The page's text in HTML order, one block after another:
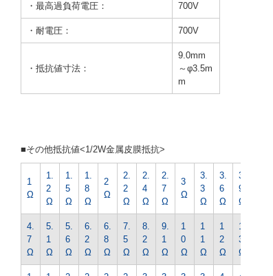
・最高過負荷電圧： 700V
・耐電圧： 700V
・抵抗値寸法：
9.0mm
～φ3.5m
m
■その他抵抗値<1/2W金属皮膜抵抗>
1
Ω
1.
2
Ω
1.
5
Ω
1.
8
Ω
2
Ω
2.
2
Ω
2.
4
Ω
2.
7
Ω
3
Ω
3.
3
Ω
3.
6
Ω
3.
9
Ω
4.
7
Ω
5.
1
Ω
5.
6
Ω
6.
2
Ω
6.
8
Ω
7.
5
Ω
8.
2
Ω
9.
1
Ω
1
0
Ω
1
1
Ω
1
2
Ω
1
3
Ω